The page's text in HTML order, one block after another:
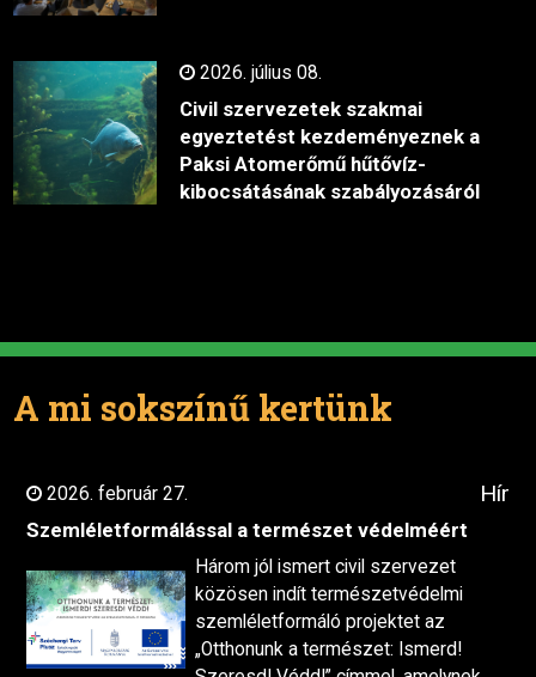
2026. július 08.
Civil szervezetek szakmai
egyeztetést kezdeményeznek a
Paksi Atomerőmű hűtővíz-
kibocsátásának szabályozásáról
A mi sokszínű kertünk
2026. február 27. Hír
Szemléletformálással a természet védelméért
Három jól ismert civil szervezet
közösen indít természetvédelmi
szemléletformáló projektet az
„Otthonunk a természet: Ismerd!